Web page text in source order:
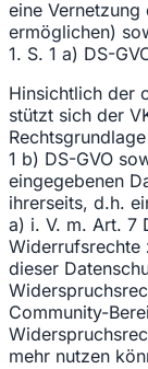
eine
ermöglichen)
1. S. 1 a) DS-
Hinsichtlich der
stützt sich der
1 b) DS-GVO
eingegebenen
ihrerseits, d.h.
a) i. V. m. Art. 7
Widerrufsrechte
dieser
Community-
mehr nutzen